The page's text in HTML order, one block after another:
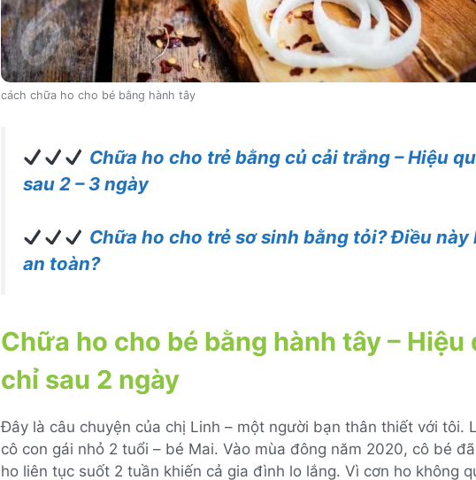
cách chữa ho cho bé bằng hành tây
Chữa ho cho trẻ bằng củ cải trắng – Hiệu
sau 2 – 3 ngày
Chữa ho cho trẻ sơ sinh bằng tỏi? Điều này
an toàn?
Chữa ho cho bé bằng hành tây – Hiệu
chỉ sau 2 ngày
Đây là câu chuyện của chị Linh – một người bạn thân thiết với tôi.
cô con gái nhỏ 2 tuổi – bé Mai. Vào mùa đông năm 2020, cô bé
ho liên tục suốt 2 tuần khiến cả gia đình lo lắng. Vì cơn ho không